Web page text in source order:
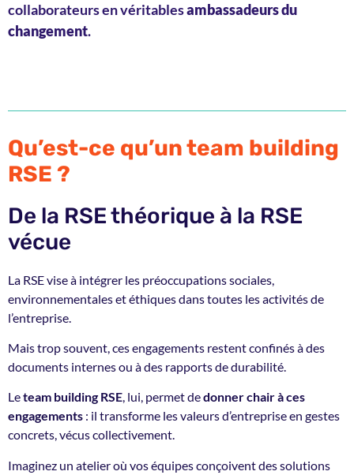
collaborateurs en véritablesambassadeurs du
changement.
Qu’est-ce qu’un team building
RSE ?
De la RSE théorique à la RSE
vécue
La RSE vise à intégrer les préoccupations sociales,
environnementales et éthiques dans toutes les activités de
l’entreprise.
Mais trop souvent, ces engagements restent confinés à des
documents internes ou à des rapports de durabilité.
Leteam building RSE, lui, permet dedonner chair à ces
engagements : il transforme les valeurs d’entreprise en gestes
concrets, vécus collectivement.
Imaginez un atelier où vos équipes conçoivent des solutions